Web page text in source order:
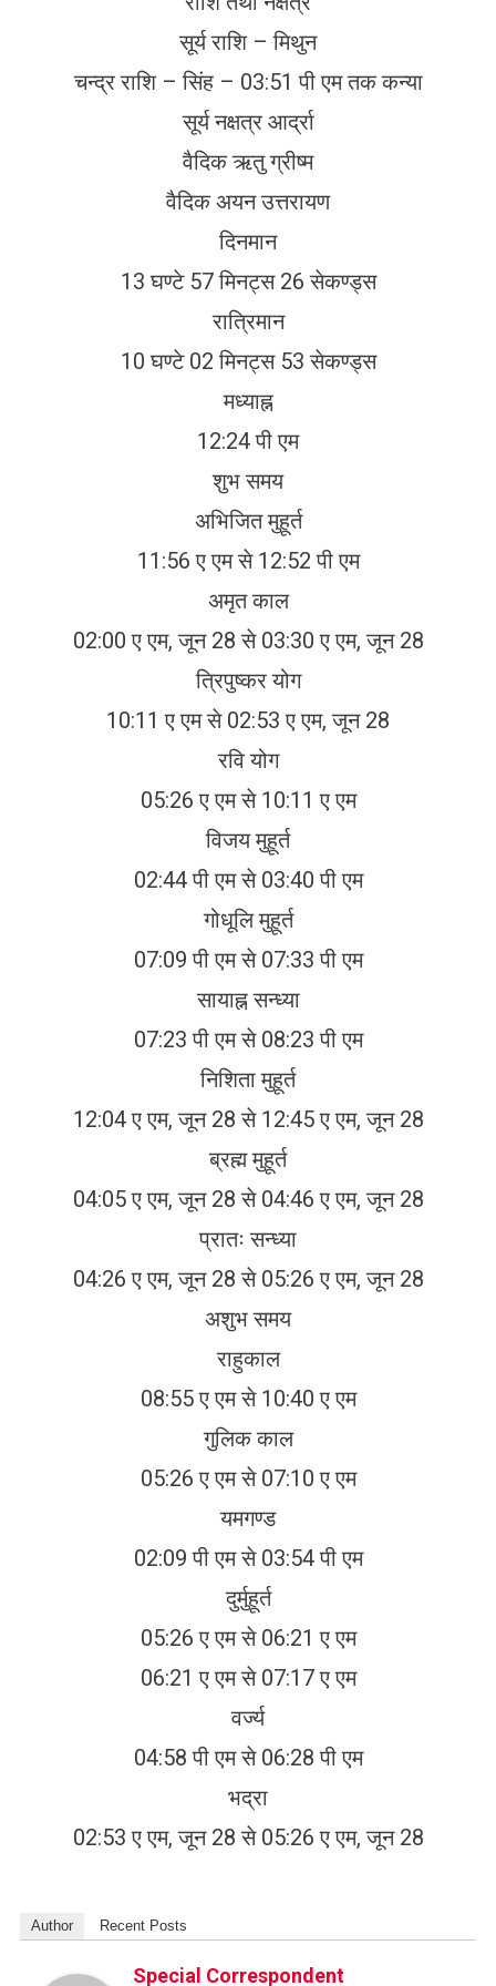
सूर्य राशि – मिथुन
चन्द्र राशि – सिंह – 03:51 पी एम तक कन्या
सूर्य नक्षत्र आर्द्रा
वैदिक ऋतु ग्रीष्म
वैदिक अयन उत्तरायण
दिनमान
13 घण्टे 57 मिनट्स 26 सेकण्ड्स
रात्रिमान
10 घण्टे 02 मिनट्स 53 सेकण्ड्स
मध्याह्न
12:24 पी एम
शुभ समय
अभिजित मुहूर्त
11:56 ए एम से 12:52 पी एम
अमृत काल
02:00 ए एम, जून 28 से 03:30 ए एम, जून 28
त्रिपुष्कर योग
10:11 ए एम से 02:53 ए एम, जून 28
रवि योग
05:26 ए एम से 10:11 ए एम
विजय मुहूर्त
02:44 पी एम से 03:40 पी एम
गोधूलि मुहूर्त
07:09 पी एम से 07:33 पी एम
सायाह्न सन्ध्या
07:23 पी एम से 08:23 पी एम
निशिता मुहूर्त
12:04 ए एम, जून 28 से 12:45 ए एम, जून 28
ब्रह्म मुहूर्त
04:05 ए एम, जून 28 से 04:46 ए एम, जून 28
प्रातः सन्ध्या
04:26 ए एम, जून 28 से 05:26 ए एम, जून 28
अशुभ समय
राहुकाल
08:55 ए एम से 10:40 ए एम
गुलिक काल
05:26 ए एम से 07:10 ए एम
यमगण्ड
02:09 पी एम से 03:54 पी एम
दुर्मुहूर्त
05:26 ए एम से 06:21 ए एम
06:21 ए एम से 07:17 ए एम
वर्ज्य
04:58 पी एम से 06:28 पी एम
भद्रा
02:53 ए एम, जून 28 से 05:26 ए एम, जून 28
Author Recent Posts
Special Correspondent